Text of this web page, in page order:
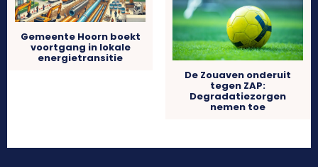
Gemeente Hoorn boekt
voortgang in lokale
energietransitie
De Zouaven onderuit
tegen ZAP:
Degradatiezorgen
nemen toe